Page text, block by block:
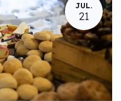
JUL.
21